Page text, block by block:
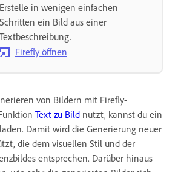
Erstelle in wenigen einfachen
Schritten ein Bild aus einer
Textbeschreibung.
Firefly öffnen
von Bildern mit Firefly-
Text zu Bild nutzt, kannst du ein
Damit wird die Generierung neuer
die dem visuellen Stil und der
entsprechen. Darüber hinaus